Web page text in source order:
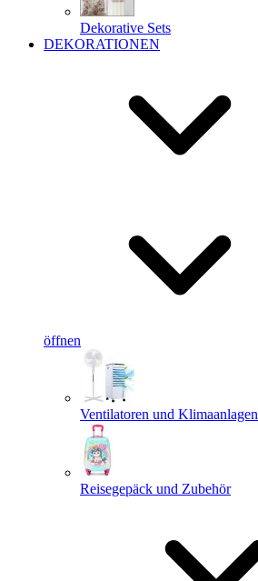
Dekorative Sets
DEKORATIONEN
öffnen
Ventilatoren und Klimaanlagen
Reisegepäck und Zubehör